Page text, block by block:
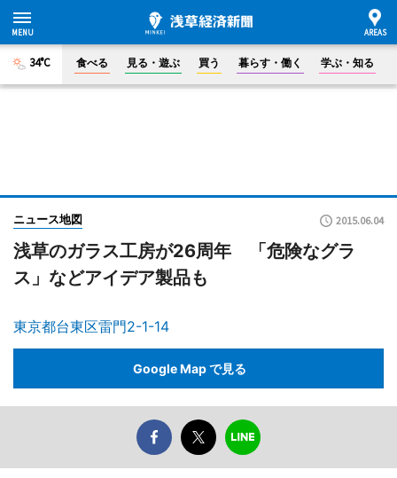
34°C 食べる 見る・遊ぶ 買う 暮らす・働く 学ぶ・知る
ニュース地図 2015.06.04
浅草のガラス工房が26周年 「危険なグラ
ス」などアイデア製品も
東京都台東区雷門2-1-14
Google Map で見る